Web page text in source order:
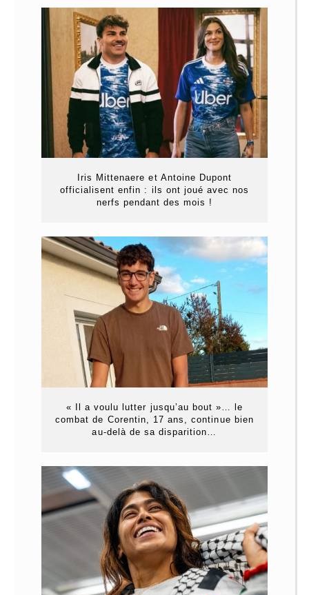
Iris Mittenaere et Antoine Dupont
officialisent enfin : ils ont joué avec nos
nerfs pendant des mois !
« Il a voulu lutter jusqu’au bout »… le
combat de Corentin, 17 ans, continue bien
au-delà de sa disparition…